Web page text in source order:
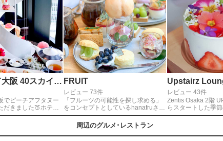
コンラッド大阪 40スカイバー＆ラウンジ
でピーチアフタヌー
だきました🍑ホテル
る白い螺旋階段をイ
内容です😆
FRUIT
レビュー 73件
「フルーツの可能性を探し求める」
をコンセプトとしているhanafruさ
ん。アラカルトのアフターヌーンテ
ィーセットは丸ごと一個の桃🍑！イ
ンパクト大、写真映えもバッチリで
す👍✨他のスイーツもフルーツがた
レビュー 43件
Zentis Osaka 2階
らスタートした季
いすぎます♡Parfait
ン、蝶々が乗った
周辺のグルメ･レストラン